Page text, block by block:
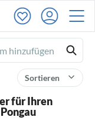
Sortieren
für Ihren